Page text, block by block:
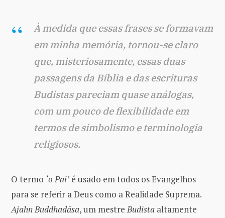
À medida que essas frases se formavam
em minha memória, tornou-se claro
que, misteriosamente, essas duas
passagens da Bíblia e das escrituras
Budistas pareciam quase análogas,
com um pouco de flexibilidade em
termos de simbolismo e terminologia
religiosos.
O termo ‘o Pai’ é usado em todos os Evangelhos
para se referir a Deus como a Realidade Suprema.
Ajahn Buddhadāsa, um mestreBudista altamente